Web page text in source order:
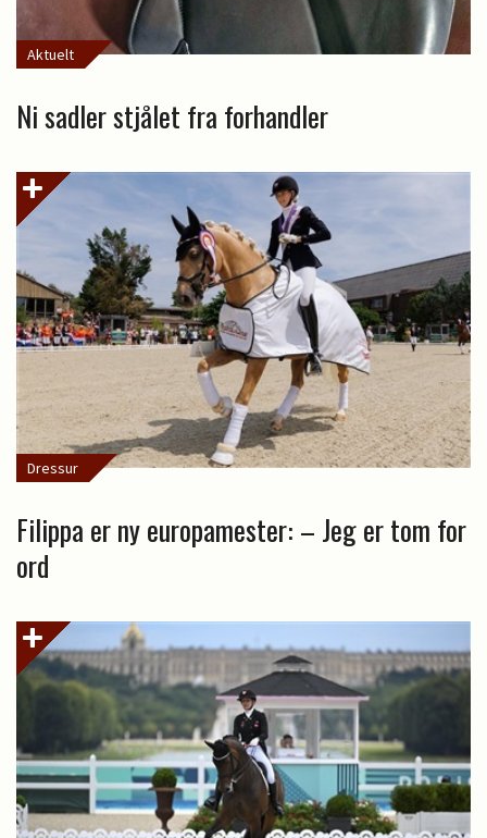
Aktuelt
Ni sadler stjålet fra forhandler
Dressur
Filippa er ny europamester: – Jeg er tom for
ord